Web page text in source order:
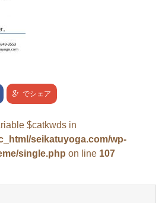
でシェア
$catkwds in
seikatuyoga.com/wp-
single.php on line 107